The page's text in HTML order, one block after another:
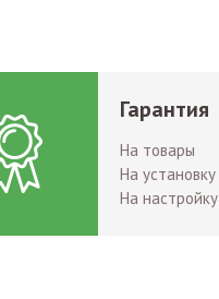
Гарантия
На товары
На установку
На настройку